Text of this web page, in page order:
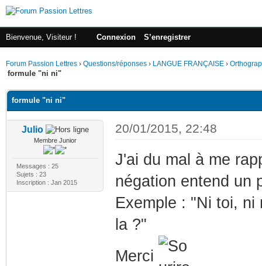
Bienvenue, Visiteur ! Connexion S’enregistrer
Forum Passion Lettres › Questions/réponses › LANGUE FRANÇAISE ›
formule "ni ni"
formule "ni ni"
Julio
Membre Junior
Messages : 25
Sujets : 23
Inscription : Jan 2015
20/01/2015, 22:48
J'ai du mal à me
négation entend un
Exemple : "Ni toi,
la ?"
Merci